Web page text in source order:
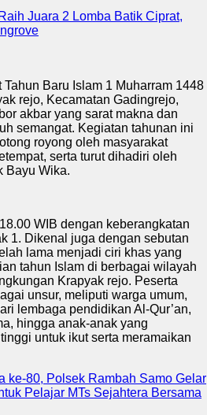
Juara 2 Lomba Batik Ciprat,
Baru Islam 1 Muharram 1448
rejo, Kecamatan Gadingrejo,
akbar yang sarat makna dan
semangat. Kegiatan tahunan ini
royong oleh masyarakat
serta turut dihadiri oleh
Bayu Wika.
WIB dengan keberangkatan
1. Dikenal juga dengan sebutan
lama menjadi ciri khas yang
tahun Islam di berbagai wilayah
Krapyak rejo. Peserta
unsur, meliputi warga umum,
lembaga pendidikan Al-Qur’an,
hingga anak-anak yang
untuk ikut serta meramaikan
ke-80, Polsek Rambah Samo Gelar
Pelajar MTs Sejahtera Bersama